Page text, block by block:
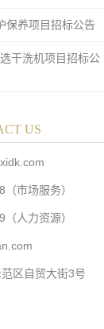
保养项目招标公告
干洗机项目招标公
US
市场服务）
人力资源）
区自贸大街3号